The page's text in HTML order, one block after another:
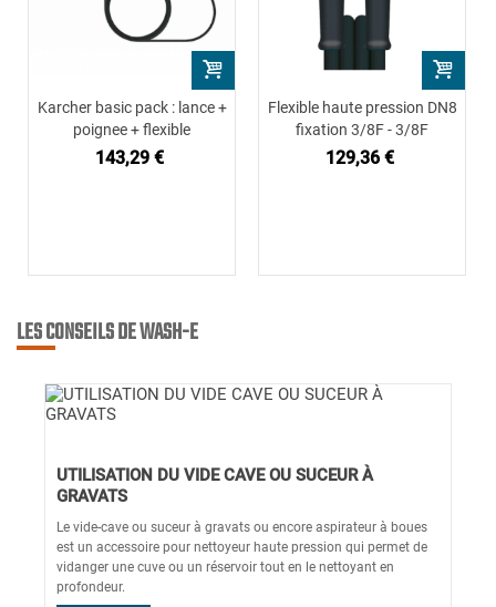
Karcher basic pack : lance +
poignee + flexible
143,29 €
Flexible haute pression DN8
fixation 3/8F - 3/8F
129,36 €
LES CONSEILS DE WASH-E
UTILISATION DU VIDE CAVE OU SUCEUR À
GRAVATS
Le vide-cave ou suceur à gravats ou encore aspirateur à boues
est un accessoire pour nettoyeur haute pression qui permet de
vidanger une cuve ou un réservoir tout en le nettoyant en
profondeur.